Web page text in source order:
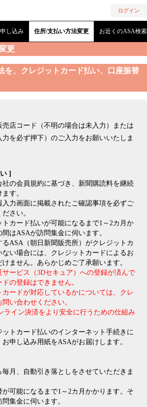
ログイン
し込み 住所/支払い方法変更 お近くのASA検索
更
を、クレジットカード払い、口座振替
店コード（不明の場合は未入力）または
を必ず押下）のご入力をお願いいたしま
]
社の会員規約に基づき、新聞購読料を継続
す。
入力画面に掲載されたご確認事項を必ずご
さい。
カード払いが可能になるまで1～2カ月か
はASAが訪問集金に伺います。
ASA（朝日新聞販売所）がクレジットカ
い場合には、クレジットカードによるお
ません。あらかじめご了承願います。
ービス（3Dセキュア）への登録が済んで
の登録はできません。
ードが対応しているかについては、クレ
い合わせください。
ライン決済をより安全に行うための仕組み
トカード払いのインターネット手続きに
申し込み用紙をASAがお届けします。
月、自動引き落としをさせていただきま
可能になるまで1～2カ月かかります。そ
集金に伺います。